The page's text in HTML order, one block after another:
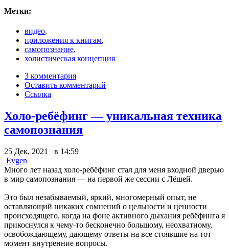
Метки:
видео,
приложения к книгам,
самопознание,
холистическая концепция
3 комментария
Оставить комментарий
Ссылка
Холо-ребёфинг — уникальная техника
самопознания
25 Дек, 2021 в 14:59
Evgen
Много лет назад холо-ребёфинг стал для меня входной дверью
в мир самопознания — на первой же сессии с Лёшей.
Это был незабываемый, яркий, многомерный опыт, не
оставляющий никаких сомнений о цельности и ценности
происходящего, когда на фоне активного дыхания ребёфинга я
прикоснулся к чему-то бесконечно большому, неохватному,
освобождающему, дающему ответы на все стоявшие на тот
момент внутренние вопросы.